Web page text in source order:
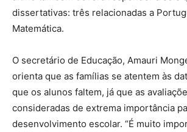
dissertativas: três relacionadas a
Matemática.
O secretário de Educação, Amauri
orienta que as famílias se atentem às
que os alunos faltem, já que as
consideradas de extrema importância
desenvolvimento escolar. “É muito